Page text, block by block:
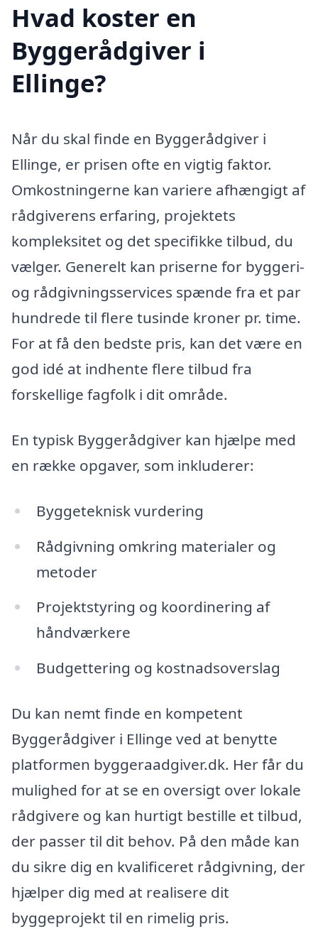
Hvad koster en
Byggerådgiver i
Ellinge?
Når du skal finde en Byggerådgiver i
Ellinge, er prisen ofte en vigtig faktor.
Omkostningerne kan variere afhængigt af
rådgiverens erfaring, projektets
kompleksitet og det specifikke tilbud, du
vælger. Generelt kan priserne for byggeri-
og rådgivningsservices spænde fra et par
hundrede til flere tusinde kroner pr. time.
For at få den bedste pris, kan det være en
god idé at indhente flere tilbud fra
forskellige fagfolk i dit område.
En typisk Byggerådgiver kan hjælpe med
en række opgaver, som inkluderer:
Byggeteknisk vurdering
Rådgivning omkring materialer og
metoder
Projektstyring og koordinering af
håndværkere
Budgettering og kostnadsoverslag
Du kan nemt finde en kompetent
Byggerådgiver i Ellinge ved at benytte
platformen byggeraadgiver.dk. Her får du
mulighed for at se en oversigt over lokale
rådgivere og kan hurtigt bestille et tilbud,
der passer til dit behov. På den måde kan
du sikre dig en kvalificeret rådgivning, der
hjælper dig med at realisere dit
byggeprojekt til en rimelig pris.